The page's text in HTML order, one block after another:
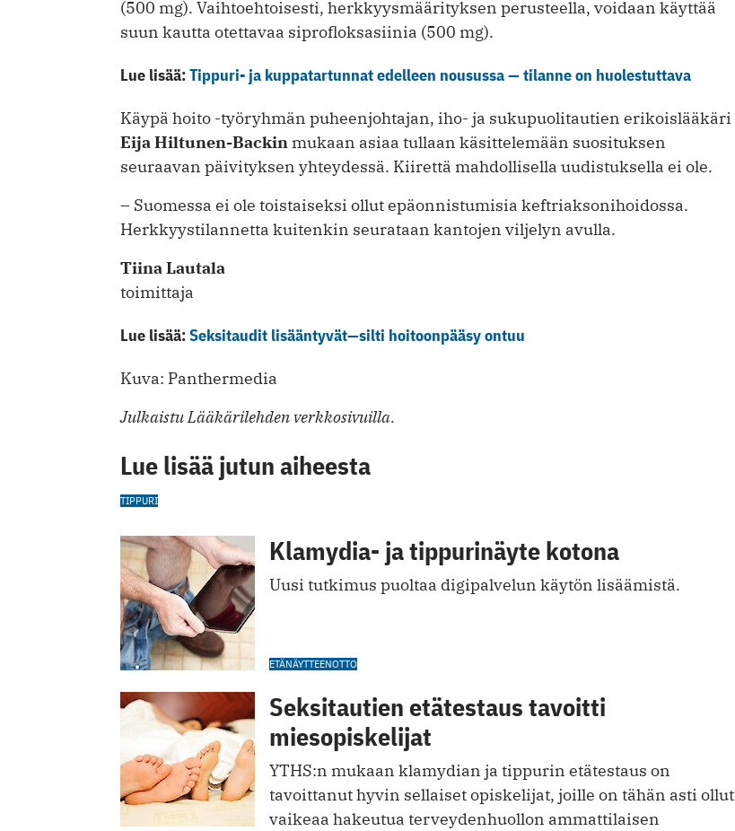
(500 mg). Vaihtoehtoisesti, herkkyysmäärityksen perusteella, voidaan käyttää
suun kautta otettavaa siprofloksasiinia (500 mg).
Lue lisää:Tippuri- ja kuppatartunnat edelleen nousussa — tilanne on huolestuttava
Käypä hoito -työryhmän puheenjohtajan, iho- ja sukupuolitautien erikoislääkäri
Eija Hiltunen-Backin mukaan asiaa tullaan käsittelemään suosituksen
seuraavan päivityksen yhteydessä. Kiirettä mahdollisella uudistuksella ei ole.
– Suomessa ei ole toistaiseksi ollut epäonnistumisia keftriaksonihoidossa.
Herkkyystilannetta kuitenkin seurataan kantojen viljelyn avulla.
Tiina Lautala
toimittaja
Lue lisää:Seksitaudit lisääntyvät—silti hoitoonpääsy ontuu
Kuva: Panthermedia
Julkaistu Lääkärilehden verkkosivuilla.
Lue lisää jutun aiheesta
TIPPURI
Klamydia- ja tippurinäyte kotona
Uusi tutkimus puoltaa digipalvelun käytön lisäämistä.
ETÄNÄYTTEENOTTO
Seksitautien etätestaus tavoitti
miesopiskelijat
YTHS:n mukaan klamydian ja tippurin etätestaus on
tavoittanut hyvin sellaiset opiskelijat, joille on tähän asti ollut
vaikeaa hakeutua terveydenhuollon ammattilaisen